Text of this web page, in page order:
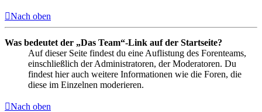
Nach oben
Was bedeutet der „Das Team“-Link auf der Startseite?
Auf dieser Seite findest du eine Auflistung des Forenteams,
einschließlich der Administratoren, der Moderatoren. Du
findest hier auch weitere Informationen wie die Foren, die
diese im Einzelnen moderieren.
Nach oben